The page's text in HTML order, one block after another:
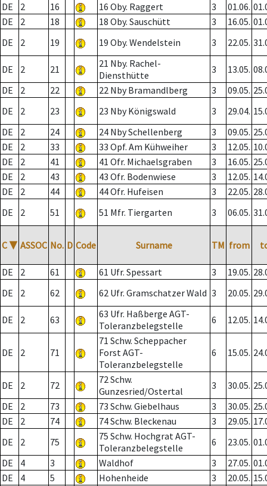
DE
2 16 16 Oby. Raggert 3 01.06.
DE
2 18 18 Oby. Sauschütt 3 16.05.
DE
2 19 19 Oby. Wendelstein 3 22.05.
DE 2 21
21 Nby. Rachel-
Diensthütte
3 13.05.
DE
2 22 22 Nby Bramandlberg 3 09.05.
DE
2 23 23 Nby Königswald 3 29.04.
DE
2 24 24 Nby Schellenberg 3 09.05.
DE
2 33 33 Opf. Am Kühweiher 3 12.05.
DE
2 41 41 Ofr. Michaelsgraben 3 16.05.
DE
2 43 43 Ofr. Bodenwiese 3 12.05.
DE
2 44 44 Ofr. Hufeisen 3 22.05.
DE
2 51 51 Mfr. Tiergarten 3 06.05.
C ▼ ASSOC No. D Code Surname TM from
DE 2 61 61 Ufr. Spessart 3 19.05.
DE
2 62 62 Ufr. Gramschatzer Wald 3 20.05.
DE 2 63
63 Ufr. Haßberge AGT-
Toleranzbelegstelle
6 12.05.
DE 2 71
71 Schw. Scheppacher
Forst AGT-
Toleranzbelegstelle
6 15.05.
DE 2 72
72 Schw.
Gunzesried/Ostertal
3 30.05.
DE
2 73 73 Schw. Giebelhaus 3 30.05.
DE
2 74 74 Schw. Bleckenau 3 29.05.
DE
2 75
75 Schw. Hochgrat AGT-
Toleranzbelegstelle
6 23.05.
DE
4 3 Waldhof 3 27.05.
DE
4 5 Hohenheide 3 20.05.